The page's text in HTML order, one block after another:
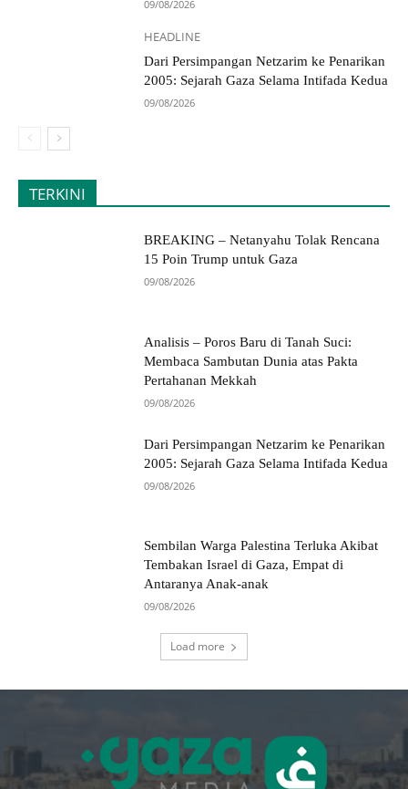
09/08/2026
HEADLINE
Dari Persimpangan Netzarim ke Penarikan
2005: Sejarah Gaza Selama Intifada Kedua
09/08/2026
TERKINI
BREAKING – Netanyahu Tolak Rencana
15 Poin Trump untuk Gaza
09/08/2026
Analisis – Poros Baru di Tanah Suci:
Membaca Sambutan Dunia atas Pakta
Pertahanan Mekkah
09/08/2026
Dari Persimpangan Netzarim ke Penarikan
2005: Sejarah Gaza Selama Intifada Kedua
09/08/2026
Sembilan Warga Palestina Terluka Akibat
Tembakan Israel di Gaza, Empat di
Antaranya Anak-anak
09/08/2026
Load more